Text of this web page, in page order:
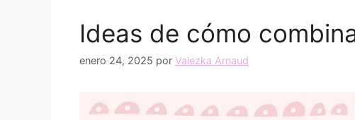
Ideas de cómo
enero 24, 2025 por Valezka Arnaud